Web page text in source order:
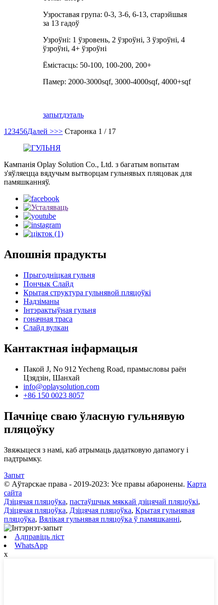
Узроставая група: 0-3, 3-6, 6-13, старэйшыя
за 13 гадоў
Узроўні: 1 ўзровень, 2 ўзроўні, 3 ўзроўні, 4
ўзроўні, 4+ ўзроўні
Ёмістасць: 50-100, 100-200, 200+
Памер: 2000-3000sqf, 3000-4000sqf, 4000+sqf
запытдэталь
1 23456Далей >>> Старонка 1 / 17
Кампанія Oplay Solution Co., Ltd. з багатым вопытам
з'яўляецца вядучым вытворцам гульнявых пляцовак для
памяшканняў.
Апошнія прадукты
Прыгодніцкая гульня
Пончык Слайд
Крытая структура гульнявой пляцоўкі
Надзіманы
Інтэрактыўная гульня
гоначная траса
Слайд вулкан
Кантактная інфармацыя
Пакой J, No 912 Yecheng Road, прамысловы раён
Цзядзін, Шанхай
info@oplaysolution.com
+86 150 0023 8057
Пачніце сваю ўласную гульнявую
пляцоўку
Звяжыцеся з намі, каб атрымаць дадатковую дапамогу і
падтрымку.
Запыт
© Аўтарскае права - 2019-2023: Усе правы абаронены. Карта
сайта
Дзіцячая пляцоўка, пастаўшчык мяккай дзіцячай пляцоўкі,
Дзіцячая пляцоўка, Дзіцячая пляцоўка, Крытая гульнявая
пляцоўка, Вялікая гульнявая пляцоўка ў памяшканні,
Адправіць ліст
WhatsApp
x